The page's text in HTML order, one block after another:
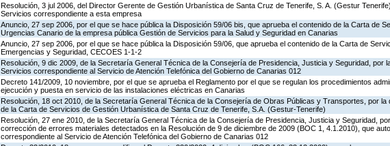
Resolución, 3 jul 2006, del Director Gerente de Gestión Urbanística de Santa Cruz de Tenerife, S. A. (Gestur
Servicios correspondiente a esta empresa
Anuncio, 27 sep 2006, por el que se hace pública la Disposición 59/06 bis, que aprueba el contenido de la Carta de
Urgencias Canario de la empresa pública Gestión de Servicios para la Salud y Seguridad en Canarias
Anuncio, 27 sep 2006, por el que se hace pública la Disposición 59/06, que aprueba el contenido de la Carta de
Emergencias y Seguridad, CECOES 1-1-2
Resolución, 9 dic 2009, de la Secretaría General Técnica de la Consejería de Presidencia, Justicia y Seguridad, por
Servicios correspondiente al Servicio de Atención Telefónica del Gobierno de Canarias 012
Decreto 141/2009, 10 noviembre, por el que se aprueba el Reglamento por el que se regulan los procedimientos
ejecución y puesta en servicio de las instalaciones eléctricas en Canarias
Resolución, 18 oct 2010, de la Secretaría General Técnica de la Consejería de Obras Públicas y Transportes, por la
de la Carta de Servicios de Gestión Urbanística de Santa Cruz de Tenerife, S.A. (Gestur-Tenerife)
Resolución, 27 ene 2010, de la Secretaría General Técnica de la Consejería de Presidencia, Justicia y Seguridad,
corrección de errores materiales detectados en la Resolución de 9 de diciembre de 2009 (BOC 1, 4.1.2010), que
correspondiente al Servicio de Atención Telefónica del Gobierno de Canarias 012